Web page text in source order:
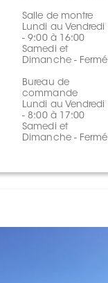
Salle de montre
Lundi au Vendredi
- 9:00 à 16:00
Samedi et
Dimanche - Fermé
Bureau de
commande
Lundi au Vendredi
- 8:00 à 17:00
Samedi et
Dimanche - Fermé